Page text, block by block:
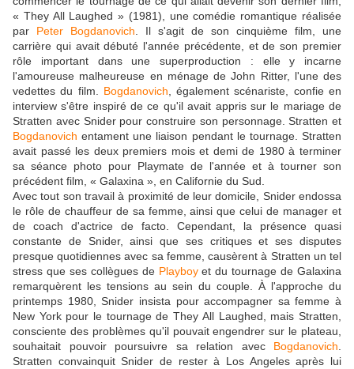
« They All Laughed » (1981), une comédie romantique réalisée
par Peter Bogdanovich . Il s'agit de son cinquième film, une
carrière qui avait débuté l'année précédente, et de son premier
rôle important dans une superproduction : elle y incarne
l'amoureuse malheureuse en ménage de John Ritter, l'une des
vedettes du film. Bogdanovich , également scénariste, confie en
interview s'être inspiré de ce qu'il avait appris sur le mariage de
Stratten avec Snider pour construire son personnage. Stratten et
Bogdanovich entament une liaison pendant le tournage. Stratten
avait passé les deux premiers mois et demi de 1980 à terminer
sa séance photo pour Playmate de l'année et à tourner son
précédent film, « Galaxina », en Californie du Sud.
Avec tout son travail à proximité de leur domicile, Snider endossa
le rôle de chauffeur de sa femme, ainsi que celui de manager et
de coach d'actrice de facto. Cependant, la présence quasi
constante de Snider, ainsi que ses critiques et ses disputes
presque quotidiennes avec sa femme, causèrent à Stratten un tel
stress que ses collègues de Playboyet du tournage de Galaxina
remarquèrent les tensions au sein du couple. À l'approche du
printemps 1980, Snider insista pour accompagner sa femme à
New York pour le tournage de They All Laughed, mais Stratten,
consciente des problèmes qu'il pouvait engendrer sur le plateau,
souhaitait pouvoir poursuivre sa relation avec Bogdanovich
Stratten convainquit Snider de rester à Los Angeles après lui